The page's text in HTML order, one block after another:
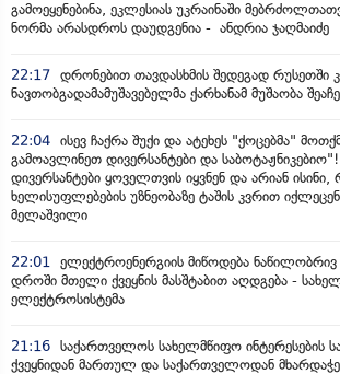
გამოეყენებინა, ეკლესიას უკრაინაში
ნორმა არასდროს დაუდგენია - ანდრია ჯაღმაიძე
22:17 დრონებით თავდასხმის შედეგად რუსეთში
ნავთობგადამამუშავებელმა ქარხანამ მუშაობა
22:04 ისევ ჩაქრა შუქი და ატეხეს "ქოცებმა"
გამოავლინეთ დივერსანტები და
დივერსანტები ყოველთვის იყვნენ და არიან
ხელისუფლებების უზნეობაზე ტაშის კვრით
მელაშვილი
22:01 ელექტროენერგიის მიწოდება
დროში მთელი ქვეყნის მასშტაბით აღდგება -
ელექტროსისტემა
21:16 საქართველოს სახელმწიფო ინტერესების
ქვეყნიდან მართულ და საქართველოდან